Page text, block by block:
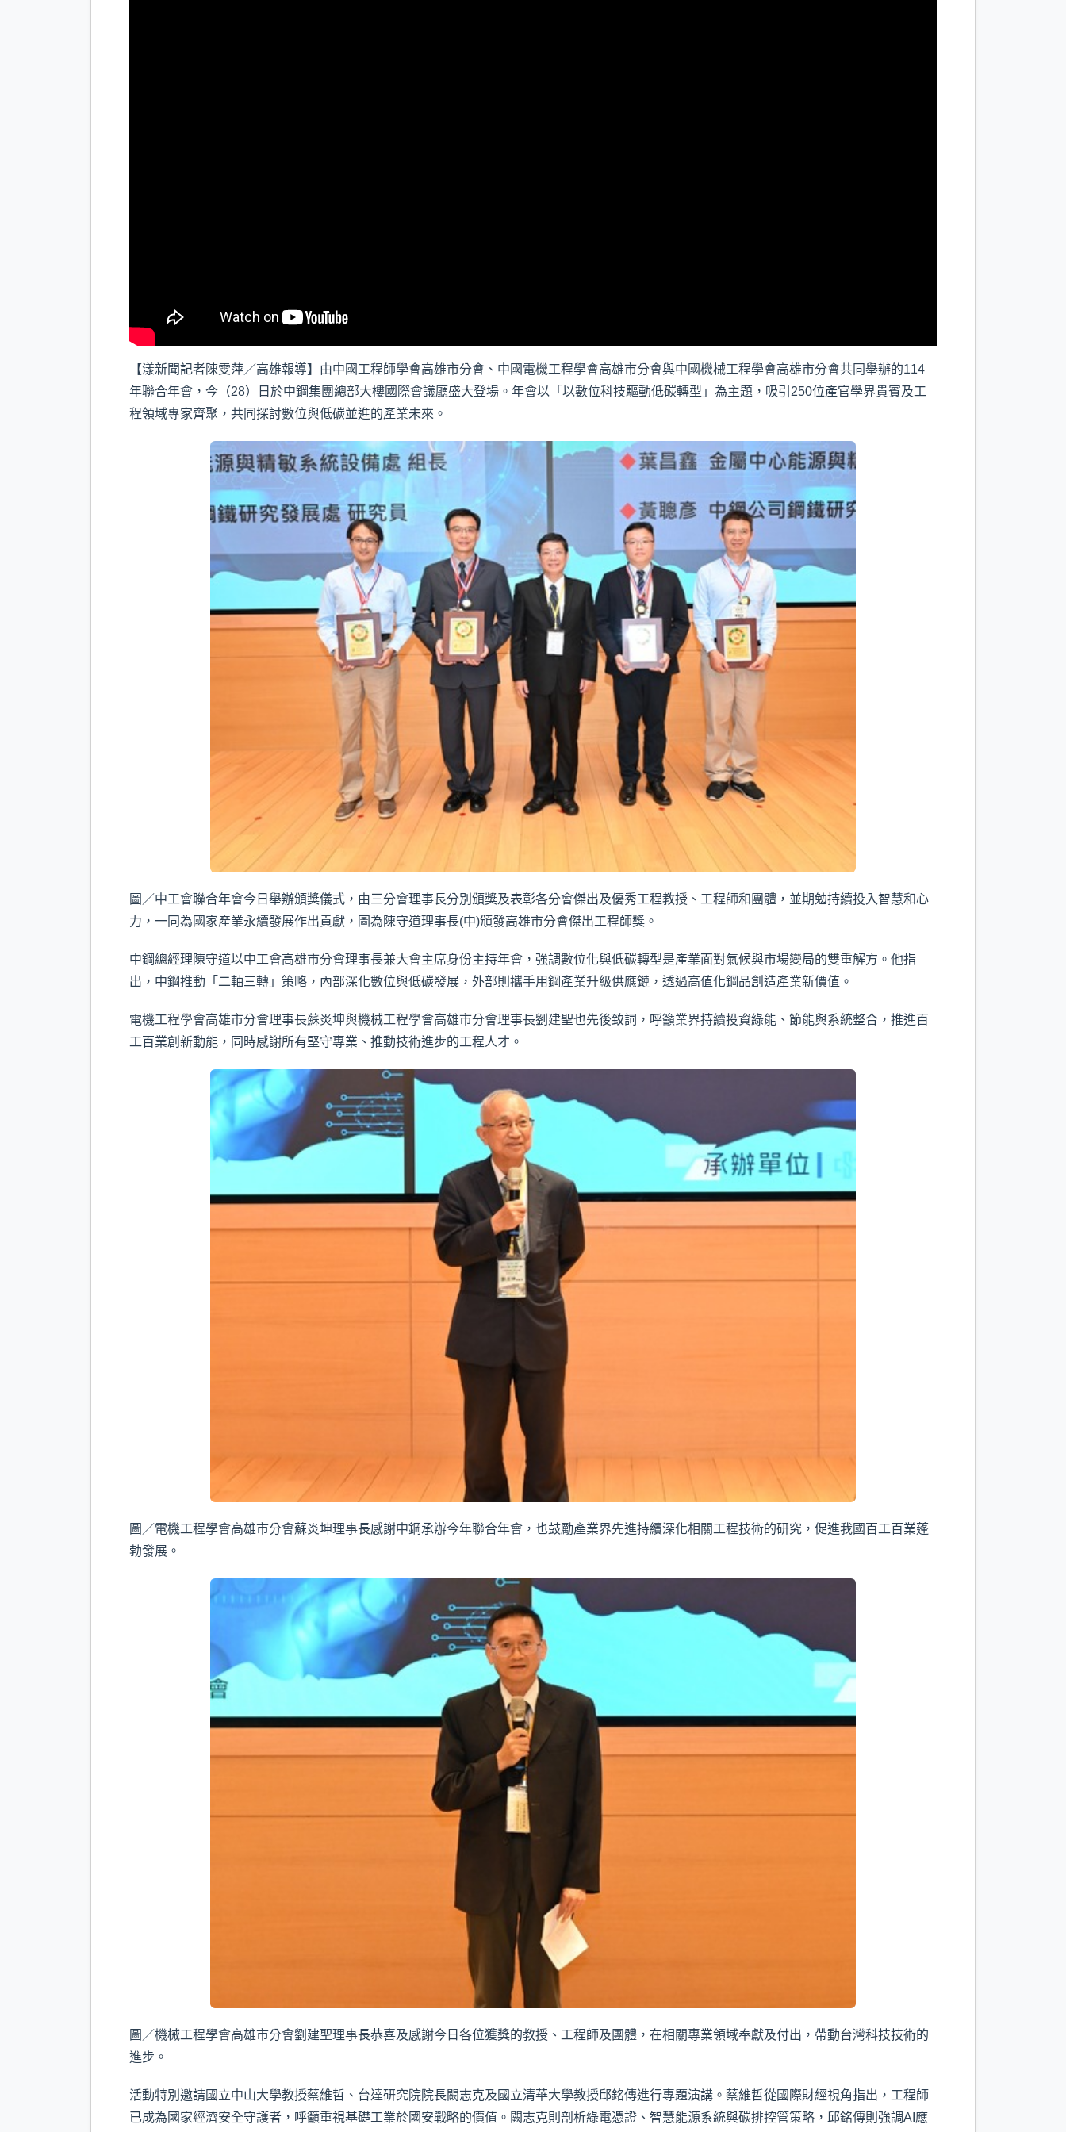
【漾新聞記者陳雯萍／高雄報導】由中國工程師學會高雄市分會、中國電機工程學會高雄市分會與中國機械工程學會高雄市分會共同舉辦的114
年聯合年會，今（28）日於中鋼集團總部大樓國際會議廳盛大登場。年會以「以數位科技驅動低碳轉型」為主題，吸引250位產官學界貴賓及工
程領域專家齊聚，共同探討數位與低碳並進的產業未來。
圖／中工會聯合年會今日舉辦頒獎儀式，由三分會理事長分別頒獎及表彰各分會傑出及優秀工程教授、工程師和團體，並期勉持續投入智慧和心
力，一同為國家產業永續發展作出貢獻，圖為陳守道理事長(中)頒發高雄市分會傑出工程師獎。
中鋼總經理陳守道以中工會高雄市分會理事長兼大會主席身份主持年會，強調數位化與低碳轉型是產業面對氣候與市場變局的雙重解方。他指
出，中鋼推動「二軸三轉」策略，內部深化數位與低碳發展，外部則攜手用鋼產業升級供應鏈，透過高值化鋼品創造產業新價值。
電機工程學會高雄市分會理事長蘇炎坤與機械工程學會高雄市分會理事長劉建聖也先後致詞，呼籲業界持續投資綠能、節能與系統整合，推進百
工百業創新動能，同時感謝所有堅守專業、推動技術進步的工程人才。
圖／電機工程學會高雄市分會蘇炎坤理事長感謝中鋼承辦今年聯合年會，也鼓勵產業界先進持續深化相關工程技術的研究，促進我國百工百業蓬
勃發展。
圖／機械工程學會高雄市分會劉建聖理事長恭喜及感謝今日各位獲獎的教授、工程師及團體，在相關專業領域奉獻及付出，帶動台灣科技技術的
進步。
活動特別邀請國立中山大學教授蔡維哲、台達研究院院長闕志克及國立清華大學教授邱銘傳進行專題演講。蔡維哲從國際財經視角指出，工程師
已成為國家經濟安全守護者，呼籲重視基礎工業於國安戰略的價值。闕志克則剖析綠電憑證、智慧能源系統與碳排控管策略，邱銘傳則強調AI應